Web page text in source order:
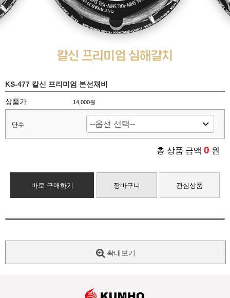
KS-477 칼신 프리미엄 본선채비
상품가 14,000원
단수
총 상품 금액 0 원
바로 구매하기 장바구니 관심상품
확대보기